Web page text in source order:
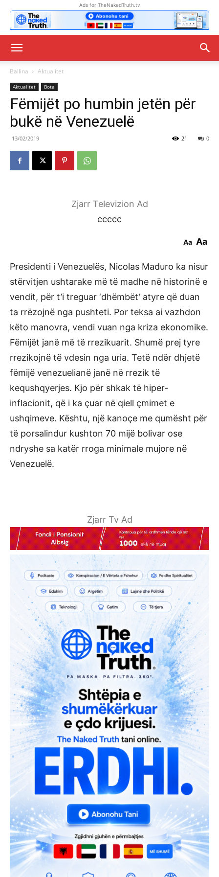
Ads for TheNakedTruth.tv
Ballina Aktualitet
Aktualitet Bota
Fëmijët po humbin jetën për
bukë në Venezuelë
13/02/2019 0
21
Zjarr Televizion Ad
ccccc
Aa Aa
Presidenti i Venezuelës, Nicolas Maduro ka nisur
stërvitjen ushtarake më të madhe në historinë e
vendit, për t’i treguar ‘dhëmbët’ atyre që duan
ta rrëzojnë nga pushteti. Por teksa ai vazhdon
këto manovra, vendi vuan nga kriza ekonomike.
Fëmijët janë më të rrezikuarit. Shumë prej tyre
rrezikojnë të vdesin nga uria. Tetë ndër dhjetë
fëmijë venezuelianë janë në rrezik të
kequshqyerjes. Kjo për shkak të hiper-
inflacionit, që i ka çuar në qiell çmimet e
ushqimeve. Kështu, një kanoçe me qumësht për
të porsalindur kushton 70 mijë bolivar ose
ndryshe sa katër rroga minimale mujore në
Venezuelë.
Zjarr Tv Ad